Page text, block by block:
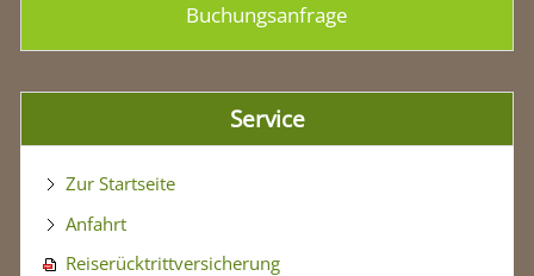
Buchungsanfrage
Service
Zur Startseite
Anfahrt
Reiserücktrittversicherung